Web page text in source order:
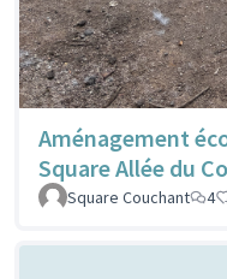
Aménagement
Square Allée du
Square Couchant
4